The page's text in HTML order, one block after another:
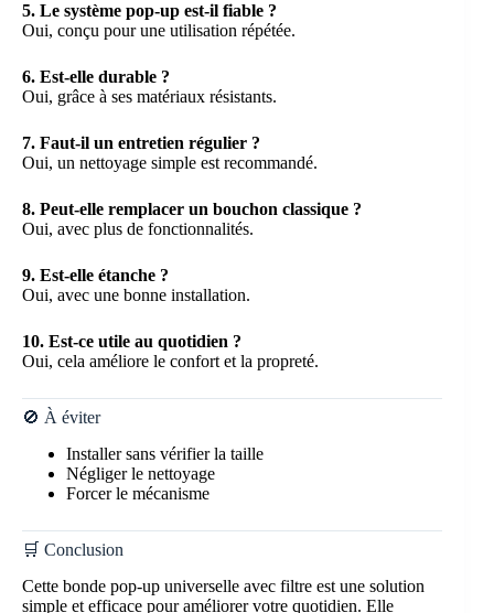
5. Le système pop-up est-il fiable ?
Oui, conçu pour une utilisation répétée.
6. Est-elle durable ?
Oui, grâce à ses matériaux résistants.
7. Faut-il un entretien régulier ?
Oui, un nettoyage simple est recommandé.
8. Peut-elle remplacer un bouchon classique ?
Oui, avec plus de fonctionnalités.
9. Est-elle étanche ?
Oui, avec une bonne installation.
10. Est-ce utile au quotidien ?
Oui, cela améliore le confort et la propreté.
🚫 À éviter
Installer sans vérifier la taille
Négliger le nettoyage
Forcer le mécanisme
🛒 Conclusion
Cette bonde pop-up universelle avec filtre est une solution
simple et efficace pour améliorer votre quotidien. Elle